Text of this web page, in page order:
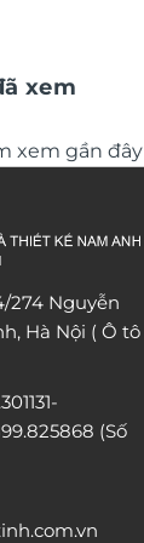
xem
xem gần đây
274 Nguyễn
Hà Nội ( Ô tô
-
(Số